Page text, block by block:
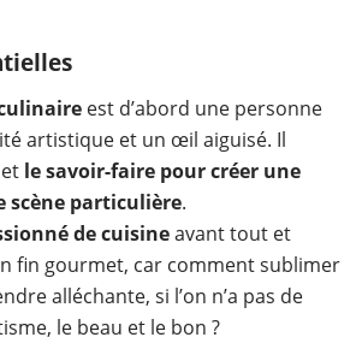
est d’abord une personne
artistique et un œil aiguisé. Il
le savoir-faire pour créer une
scène particulière.
de cuisineavant tout et
fin gourmet, car comment sublimer
alléchante, si l’on n’a pas de
le beau et le bon ?